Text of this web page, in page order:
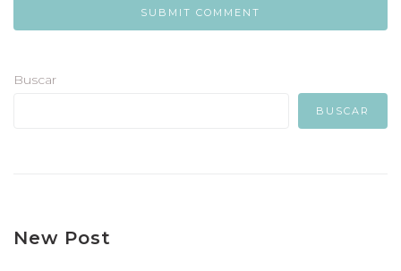
Buscar
BUSCAR
New Post